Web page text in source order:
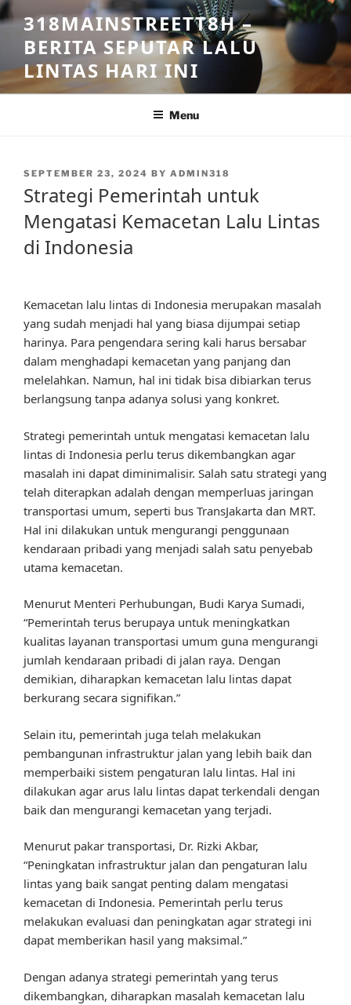
Skip
to
content
318MAINSTREETT8H –
BERITA SEPUTAR LALU
LINTAS HARI INI
Menu
POSTED
SEPTEMBER 23, 2024 BY ADMIN318
Strategi Pemerintah untuk
Mengatasi Kemacetan Lalu Lintas
di Indonesia
Kemacetan lalu lintas di Indonesia merupakan masalah
yang sudah menjadi hal yang biasa dijumpai setiap
harinya. Para pengendara sering kali harus bersabar
dalam menghadapi kemacetan yang panjang dan
melelahkan. Namun, hal ini tidak bisa dibiarkan terus
berlangsung tanpa adanya solusi yang konkret.
Strategi pemerintah untuk mengatasi kemacetan lalu
lintas di Indonesia perlu terus dikembangkan agar
masalah ini dapat diminimalisir. Salah satu strategi yang
telah diterapkan adalah dengan memperluas jaringan
transportasi umum, seperti bus TransJakarta dan MRT.
Hal ini dilakukan untuk mengurangi penggunaan
kendaraan pribadi yang menjadi salah satu penyebab
utama kemacetan.
Menurut Menteri Perhubungan, Budi Karya Sumadi,
“Pemerintah terus berupaya untuk meningkatkan
kualitas layanan transportasi umum guna mengurangi
jumlah kendaraan pribadi di jalan raya. Dengan
demikian, diharapkan kemacetan lalu lintas dapat
berkurang secara signifikan.”
Selain itu, pemerintah juga telah melakukan
pembangunan infrastruktur jalan yang lebih baik dan
memperbaiki sistem pengaturan lalu lintas. Hal ini
dilakukan agar arus lalu lintas dapat terkendali dengan
baik dan mengurangi kemacetan yang terjadi.
Menurut pakar transportasi, Dr. Rizki Akbar,
“Peningkatan infrastruktur jalan dan pengaturan lalu
lintas yang baik sangat penting dalam mengatasi
kemacetan di Indonesia. Pemerintah perlu terus
melakukan evaluasi dan peningkatan agar strategi ini
dapat memberikan hasil yang maksimal.”
Dengan adanya strategi pemerintah yang terus
dikembangkan, diharapkan masalah kemacetan lalu